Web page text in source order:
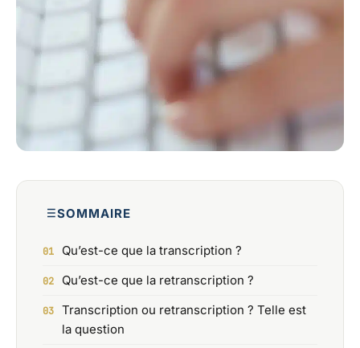
SOMMAIRE
Qu’est-ce que la transcription ?
Qu’est-ce que la retranscription ?
Transcription ou retranscription ? Telle est
la question